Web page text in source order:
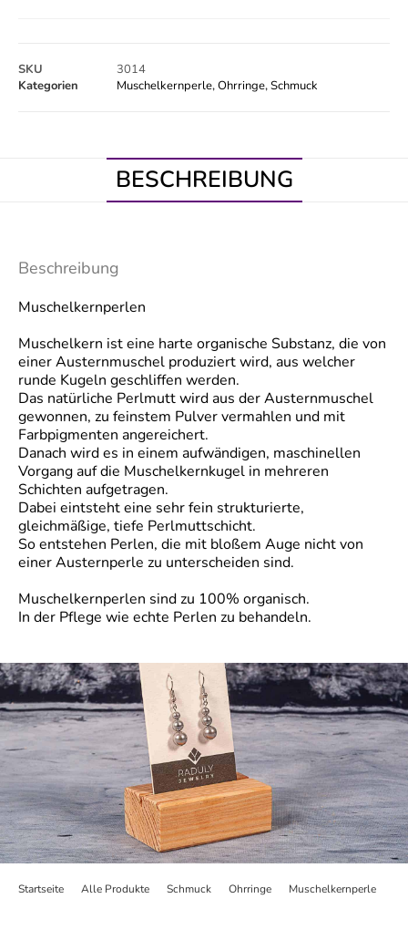
SKU
3014
Kategorien
Muschelkernperle,Ohrringe,Schmuck
BESCHREIBUNG
Beschreibung
Muschelkernperlen
Muschelkern ist eine harte organische Substanz, die von
einer Austernmuschel produziert wird, aus welcher
runde Kugeln geschliffen werden.
Das natürliche Perlmutt wird aus der Austernmuschel
gewonnen, zu feinstem Pulver vermahlen und mit
Farbpigmenten angereichert.
Danach wird es in einem aufwändigen, maschinellen
Vorgang auf die Muschelkernkugel in mehreren
Schichten aufgetragen.
Dabei eintsteht eine sehr fein strukturierte,
gleichmäßige, tiefe Perlmuttschicht.
So entstehen Perlen, die mit bloßem Auge nicht von
einer Austernperle zu unterscheiden sind.
Muschelkernperlen sind zu 100% organisch.
In der Pflege wie echte Perlen zu behandeln.
Startseite Alle Produkte Schmuck Ohrringe Muschelkernperle